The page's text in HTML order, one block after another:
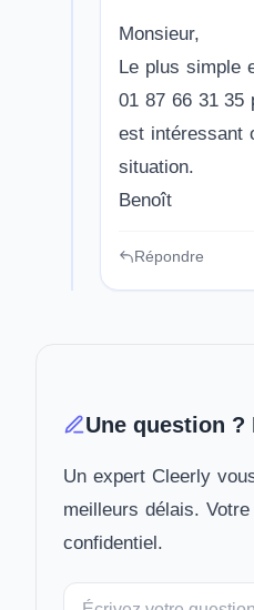
Monsieur,
Le plus simple
01 87 66 31 35
est intéressant
situation.
Benoît
Répondre
Une question ?
Un expert Cleerly
meilleurs délais.
confidentiel.
Votre